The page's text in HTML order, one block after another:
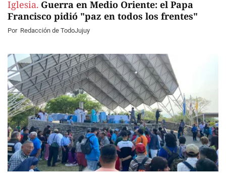
Iglesia. Guerra en Medio Oriente: el Papa
Francisco pidió "paz en todos los frentes"
Por Redacción de TodoJujuy